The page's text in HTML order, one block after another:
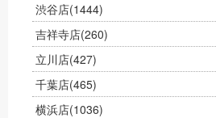
渋谷店(1444)
吉祥寺店(260)
立川店(427)
千葉店(465)
横浜店(1036)